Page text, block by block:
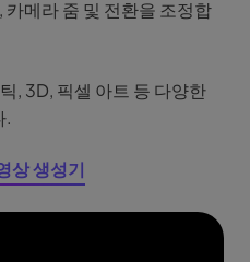
카메라 줌 및 전환을 조정합
, 3D, 픽셀 아트 등 다양한
.
상 생성기